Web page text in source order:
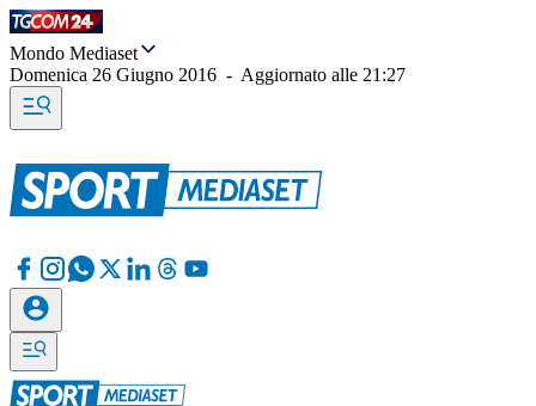
Mondo Mediaset
Domenica 26 Giugno 2016 - Aggiornato alle 21:27